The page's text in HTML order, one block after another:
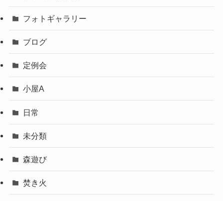
フォトギャラリー
ブログ
定例会
小屋A
日常
未分類
森遊び
焚き火